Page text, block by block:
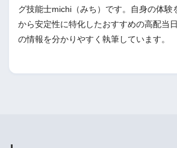
グ技能士michi（みち）です。自身の体験
から安定性に特化したおすすめの高配当
の情報を分かりやすく執筆しています。